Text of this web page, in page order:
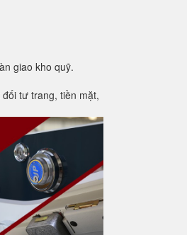
giao kho quỹ.
tư trang, tiền mặt,